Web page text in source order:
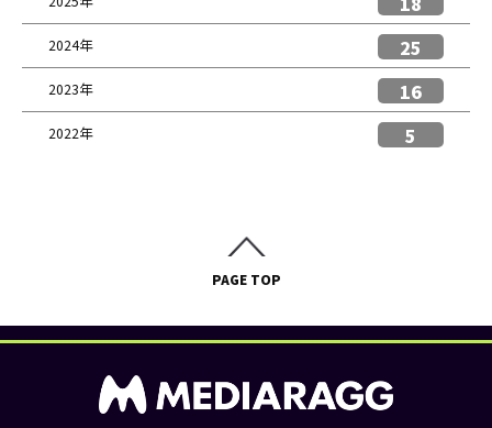
2024年 25
2023年 16
2022年 5
PAGE TOP